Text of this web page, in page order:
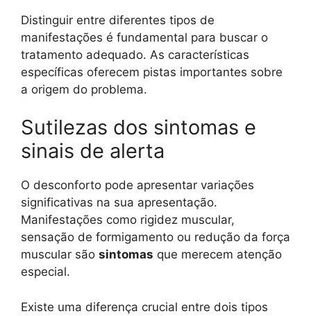
Distinguir entre diferentes tipos de
manifestações é fundamental para buscar o
tratamento adequado. As características
específicas oferecem pistas importantes sobre
a origem do problema.
Sutilezas dos sintomas e
sinais de alerta
O desconforto pode apresentar variações
significativas na sua apresentação.
Manifestações como rigidez muscular,
sensação de formigamento ou redução da força
muscular são sintomas que merecem atenção
especial.
Existe uma diferença crucial entre dois tipos